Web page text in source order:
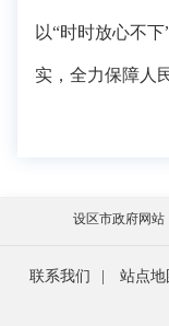
以“时时放心不
实，全力保障人
设区市政府网站
联系我们 站点地